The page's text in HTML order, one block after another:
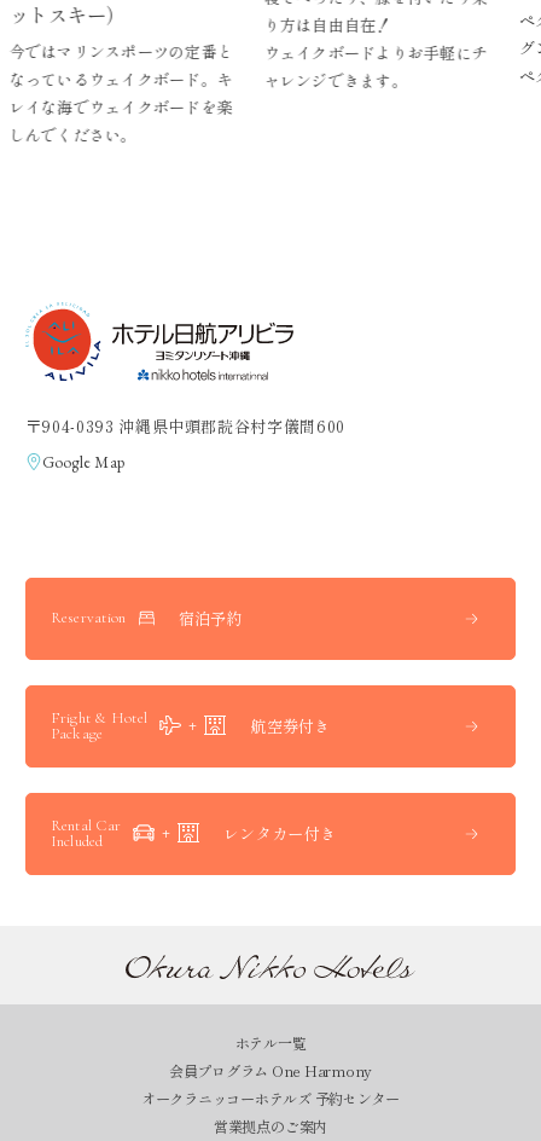
スキー）
マリンスポーツの定番と
いるウェイクボード。キ
海でウェイクボードを楽
ください。
り方は自由自在！
ウェイクボードよりお手軽にチ
ャレンジできます。
ペダ
グン走
ペダル
〒904-0393 沖縄県中頭郡読谷村字儀間600
Google Map
Reservation 宿泊予約
Fright & Hotel
Package
航空券付き
Rental Car
Included
レンタカー付き
ホテル一覧
会員プログラム One Harmony
オークラニッコーホテルズ 予約センター
営業拠点のご案内